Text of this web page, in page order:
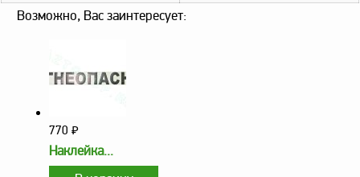
АГЗС, ГНС
компании
Услуги
Контакты
Возможно, Вас заинтересует:
770 ₽
Наклейка...